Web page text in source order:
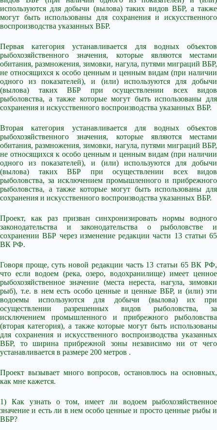
используются для добычи (вылова) таких видов ВБР, а также
могут быть использованы для сохранения и искусственного
воспроизводства указанных ВБР.
Первая категория устанавливается для водных объектов
рыбохозяйственного значения, которые являются местами
обитания, размножения, зимовки, нагула, путями миграций ВБР,
не относящихся к особо ценным и ценным видам (при наличии
одного из показателей), и (или) используются для добычи
(вылова) таких ВБР при осуществлении всех видов
рыболовства, а также которые могут быть использованы для
сохранения и искусственного воспроизводства указанных ВБР.
Вторая категория устанавливается для водных объектов
рыбохозяйственного значения, которые являются местами
обитания, размножения, зимовки, нагула, путями миграций ВБР,
не относящихся к особо ценным и ценным видам (при наличии
одного из показателей), и (или) используются для добычи
(вылова) таких ВБР при осуществлении всех видов
рыболовства, за исключением промышленного и прибрежного
рыболовства, а также которые могут быть использованы для
сохранения и искусственного воспроизводства указанных ВБР.
Проект, как раз призван синхронизировать нормы водного
законодательства и законодательства о рыболовстве и
сохранении ВБР через изменение редакции части 13 статьи 65
ВК РФ.
Говоря проще, суть новой редакции часть 13 статьи 65 ВК РФ,
что если водоем (река, озеро, водохранилище) имеет ценное
рыбохозяйственное значение (места нереста, нагула, зимовки
рыб), т.е. в нем есть особо ценные и ценные ВБР, и (или) эти
водоемы используются для добычи (вылова) их при
осуществлении разрешенных видов рыболовства, за
исключением промышленного и прибрежного рыболовства
(вторая категория), а также которые могут быть использованы
для сохранения и искусственного воспроизводства указанных
ВБР, то ширина прибрежной зоны независимо ни от чего
устанавливается в размере 200 метров .
Проект вызывает много вопросов, остановлюсь на основных,
как мне кажется.
1) Как узнать о том, имеет ли водоем рыбохозяйственное
значение и есть ли в нем особо ценные и просто ценные рыбы и
ВБР?